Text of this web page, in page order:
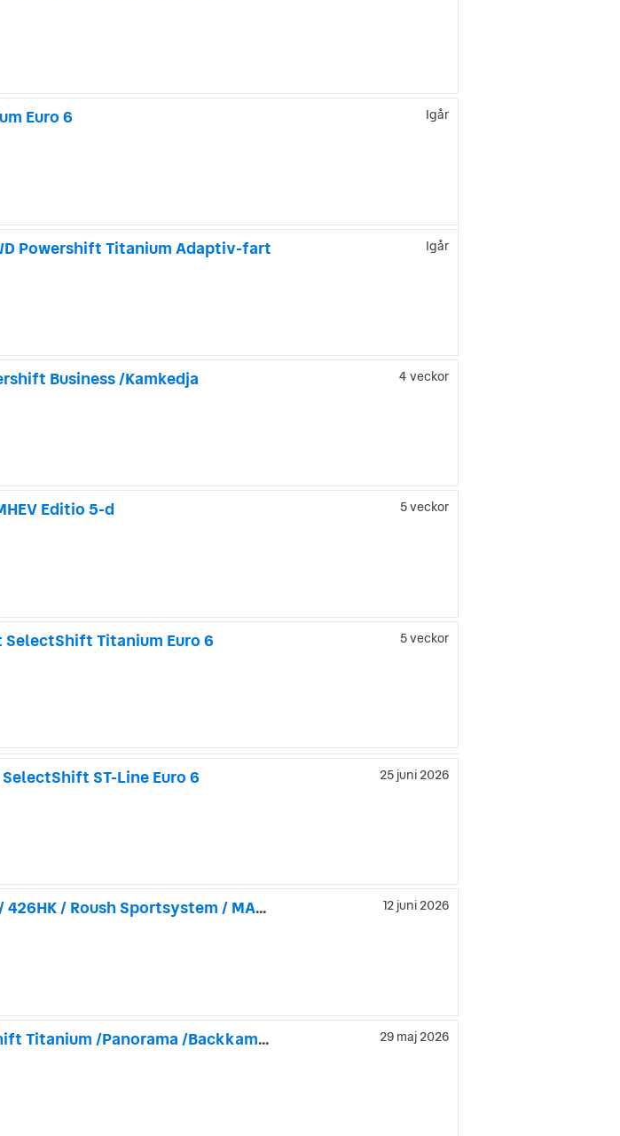
Euro 6
Igår
Powershift Titanium Adaptiv-fart
Igår
Business /Kamkedja
4 veckor
Editio 5-d
5 veckor
SelectShift Titanium Euro 6 5 veckor
ST-Line Euro 6 25 juni 2026
Ford Mustang Cabriolet GT V8 / 426HK / Roush Sportsystem / MANUELL!
12 juni 2026
Ford Mondeo 2.0 TDCi Powershift Titanium /Panorama /Backkamera
29 maj 2026